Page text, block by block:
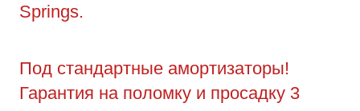
Springs.
Под стандартные амортизаторы!
Гарантия на поломку и просадку 3